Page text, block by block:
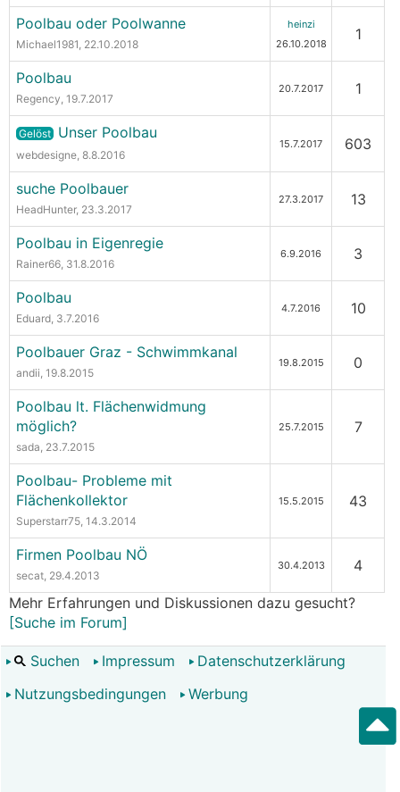
Poolbau oder Poolwanne
Michael1981, 22.10.2018
heinzi
26.10.2018
1
Poolbau
Regency, 19.7.2017
20.7.2017 1
Gelöst Unser Poolbau
webdesigne, 8.8.2016
15.7.2017 603
suche Poolbauer
HeadHunter, 23.3.2017
27.3.2017 13
Poolbau in Eigenregie
Rainer66, 31.8.2016
6.9.2016 3
Poolbau
Eduard, 3.7.2016
4.7.2016 10
Poolbauer Graz - Schwimmkanal
andii, 19.8.2015
19.8.2015 0
Poolbau lt. Flächenwidmung
möglich?
sada, 23.7.2015
25.7.2015 7
Poolbau- Probleme mit
Flächenkollektor
Superstarr75, 14.3.2014
15.5.2015 43
Firmen Poolbau NÖ
secat, 29.4.2013
30.4.2013 4
Mehr Erfahrungen und Diskussionen dazu gesucht?
[Suche im Forum]
Suchen Impressum
Datenschutzerklärung
Nutzungsbedingungen
Werbung